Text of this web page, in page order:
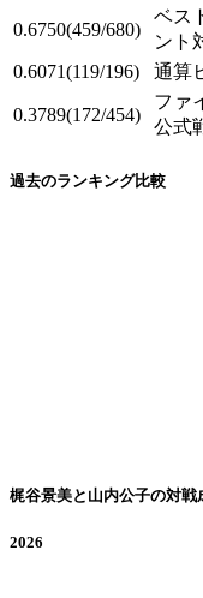
0.6750(459/680)
ベス
ント
0.6071(119/196) 通算
0.3789(172/454)
ファ
公式
過去のランキング比較
梶谷景美と山内公子の対戦
2026